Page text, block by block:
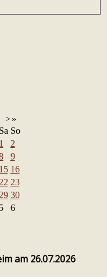
>»
Sa So
1
2
9
15 16
22 23
29 30
5 6
am 26.07.2026